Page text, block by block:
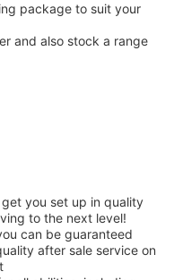
package to suit your
and also stock a range
you set up in quality
to the next level!
can be guaranteed
after sale service on